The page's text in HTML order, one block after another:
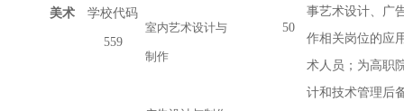
美术 学校代码
559
事艺术设计、广
作相关岗位的应
术人员；为高职
计和技术管理后
室内艺术设计与
制作
50